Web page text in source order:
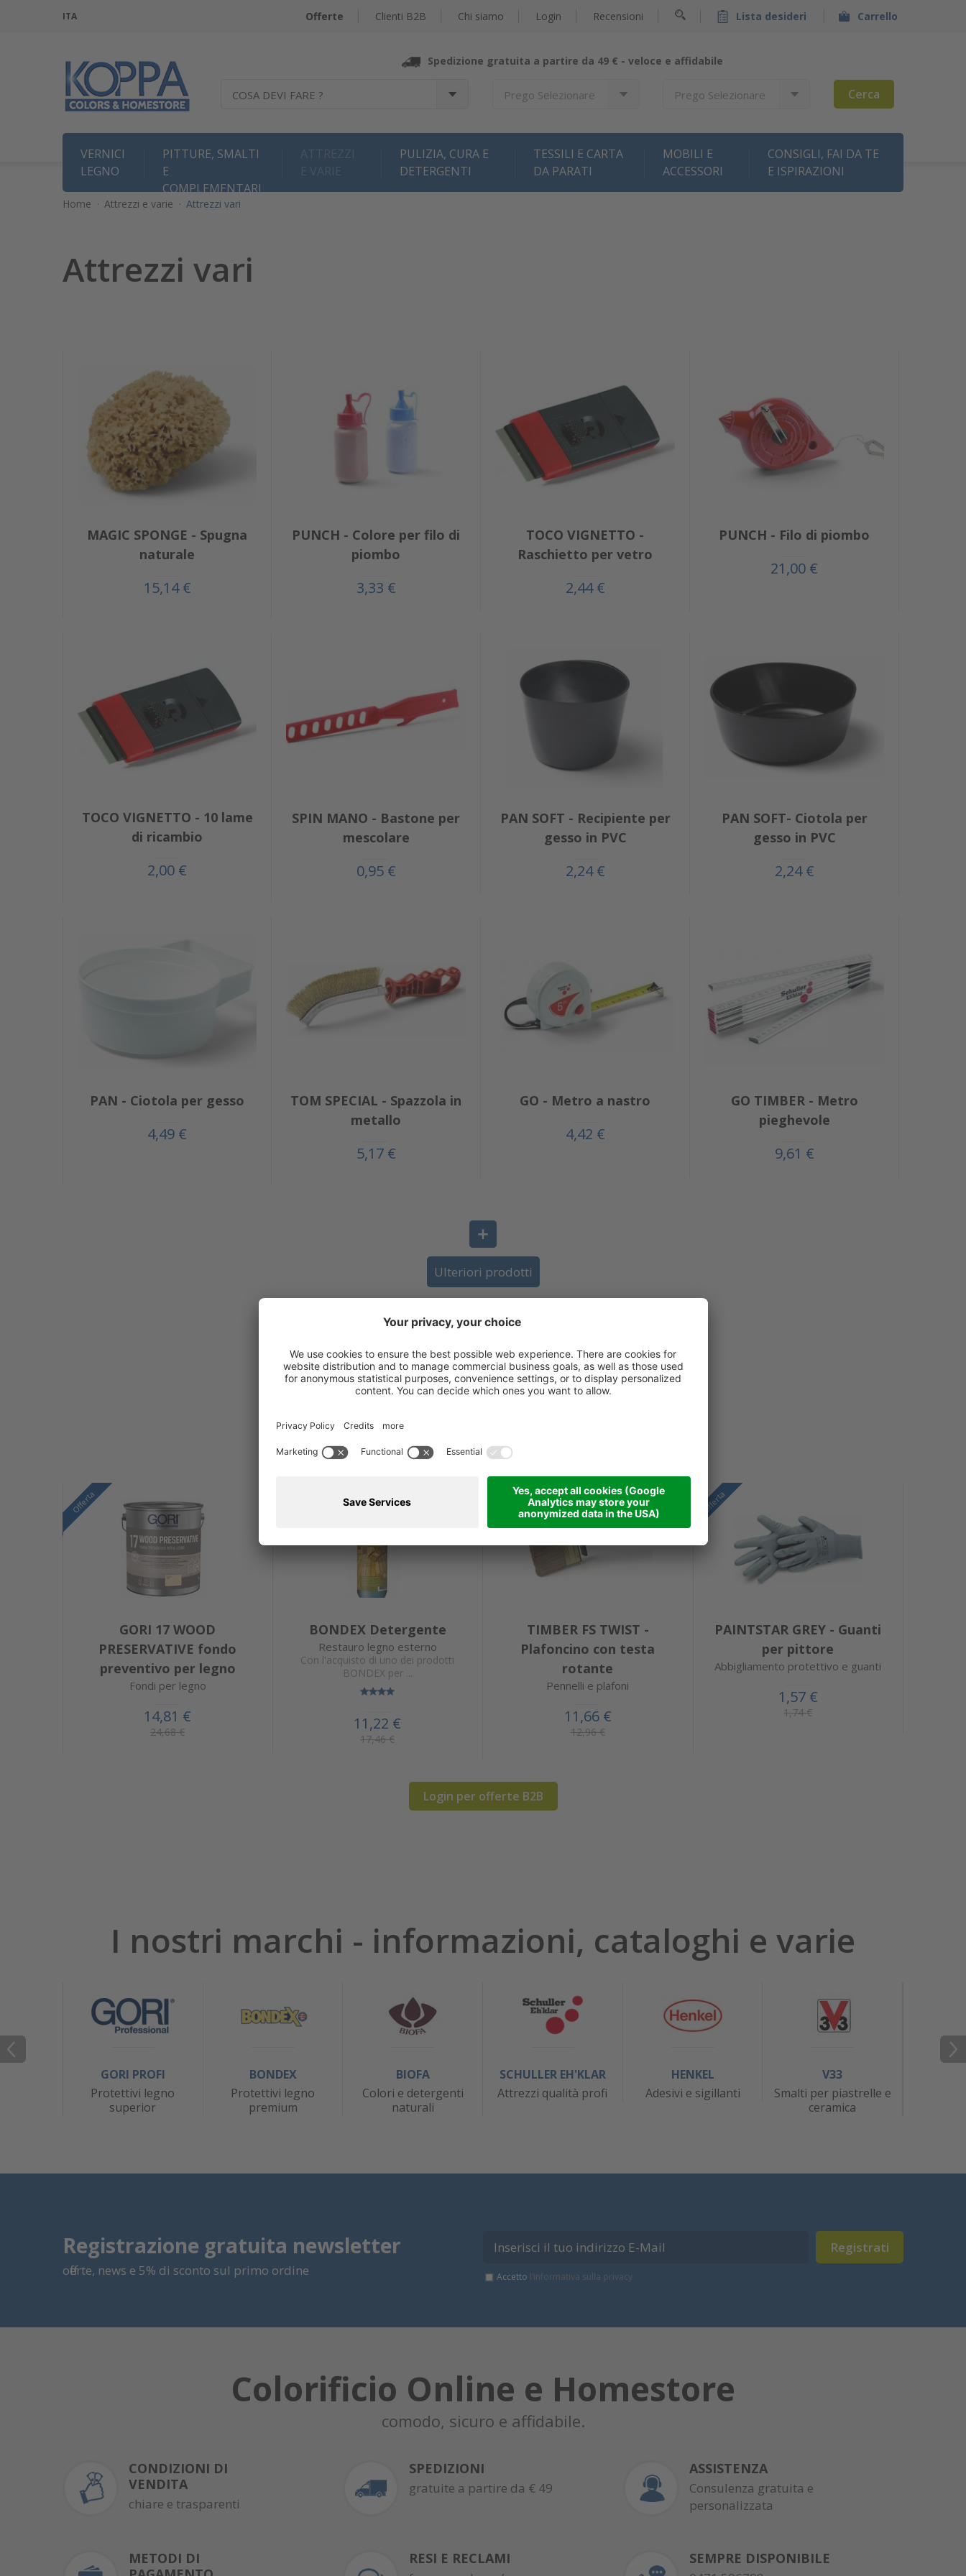
ITA Offerte Clienti B2B Chi siamo Login Recensioni Lista desideri Carrello
Spedizione gratuita a partire da 49 € - veloce e affidabile
COSA DEVI FARE ? Prego Selezionare Prego Selezionare Cerca
VERNICI
LEGNO
PITTURE, SMALTI
E
COMPLEMENTARI
PULIZIA, CURA E
DETERGENTI
TESSILI E CARTA
DA PARATI
MOBILI E
ACCESSORI
CONSIGLI, FAI DA TE
E ISPIRAZIONI
Home · Attrezzi e varie · Attrezzi vari
Attrezzi vari
MAGIC SPONGE - Spugna
naturale
15,14 €
PUNCH - Colore per filo di
piombo
3,33 €
TOCO VIGNETTO -
Raschietto per vetro
2,44 €
PUNCH - Filo di piombo
21,00 €
TOCO VIGNETTO - 10 lame
di ricambio
2,00 €
SPIN MANO - Bastone per
mescolare
0,95 €
PAN SOFT - Recipiente per
gesso in PVC
2,24 €
PAN SOFT- Ciotola per
gesso in PVC
2,24 €
PAN - Ciotola per gesso
4,49 €
TOM SPECIAL - Spazzola in
metallo
5,17 €
GO - Metro a nastro
4,42 €
GO TIMBER - Metro
pieghevole
9,61 €
Ulteriori prodotti
Le migliori offerte
Offerta
GORI 17 WOOD
PRESERVATIVE fondo
preventivo per legno
Fondi per legno
14,81 €
24,68 €
BONDEX Detergente
Restauro legno esterno
Con l'acquisto di uno dei prodotti
BONDEX per ...
11,22 €
17,46 €
Offerta
TIMBER FS TWIST -
Plafoncino con testa
rotante
Pennelli e plafoni
11,66 €
12,96 €
Offerta
PAINTSTAR GREY - Guanti
per pittore
Abbigliamento protettivo e guanti
1,57 €
1,74 €
Login per offerte B2B
I nostri marchi - informazioni, cataloghi e varie
GORI PROFI
Protettivi legno
superior
BONDEX
Protettivi legno
premium
BIOFA
Colori e detergenti
naturali
SCHULLER EH'KLAR
Attrezzi qualità profi
HENKEL
Adesivi e sigillanti
V33
Smalti per piastrelle e
ceramica
Registrazione gratuita newsletter
offerte, news e 5% di sconto sul primo ordine
Registrati
Accetto l’informativa sulla privacy
Colorificio Online e Homestore
comodo, sicuro e affidabile.
CONDIZIONI DI
VENDITA
chiare e trasparenti
SPEDIZIONI
gratuite a partire da € 49
ASSISTENZA
Consulenza gratuita e
personalizzata
METODI DI
RESI E RECLAMI SEMPRE DISPONIBILE